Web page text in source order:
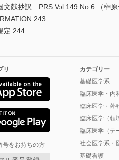
文献抄訳 PRS Vol.149 No.6 （榊原
243
定 244
リ
号をお持ちの方
カテゴリー
基礎医学系
臨床医学・内
臨床医学・外
臨床医学（領
臨床医学（テ
社会医学系・
基礎看護